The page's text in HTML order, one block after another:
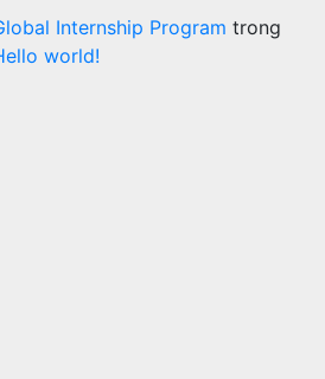
Internship Program trong
world!